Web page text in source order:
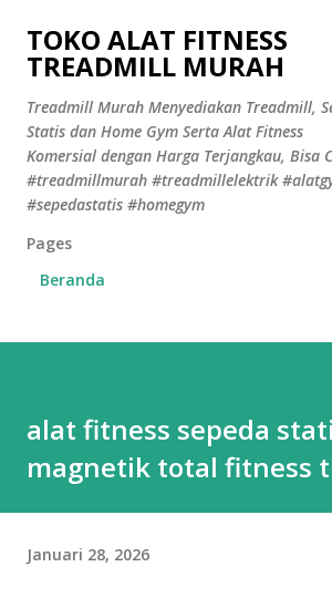
Langsung ke konten
TOKO ALAT FITNESS
TREADMILL MURAH
Treadmill Murah Menyediakan Treadmill,
Statis dan Home Gym Serta Alat Fitness
Komersial dengan Harga Terjangkau, Bisa
#treadmillmurah #treadmillelektrik
#sepedastatis #homegym
Pages
Beranda
alat fitness sepeda
magnetik total fitness
Januari 28, 2026